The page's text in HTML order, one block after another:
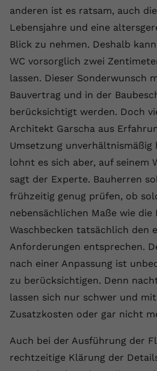
anderen ist es ratsam, auch
Lebensjahre und eine
Blick zu nehmen. Deshalb
WC vorsorglich zwei
lassen. Dieser Sonderwunsch
Bauvertrag und in der
berücksichtigt werden. Doch
Architekt Garscha aus
Umsetzung unverhältnismäßig
lohnt es sich aber, auf seinem
sagt der Experte. Bauherren
frühzeitig genug prüfen, ob
nebensächlichen Maße wie die
Waschbecken tatsächlich den
Anforderungen entsprechen.
nach einer Anpassung ist
zu berücksichtigen. Denn
lassen sich nur schwer und
Zusatzkosten oder gar nicht
Auch bei der Ausführung der
rechtzeitige Klärung der
Zweck
YouTube setzt
eingebettete
registriert
Name yt-remote-
Laufzeit Session
Zweck
speichern, der
Videos
Name
Anbieter youtube.com
Laufzeit Session
Zweck
registriert eine
Daten darüber